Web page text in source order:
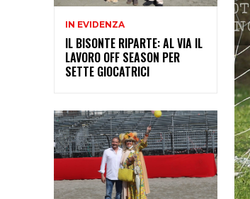
IN EVIDENZA
IL BISONTE RIPARTE: AL VIA IL
LAVORO OFF SEASON PER
SETTE GIOCATRICI